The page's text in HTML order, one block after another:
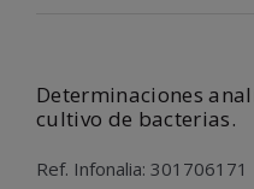
Determinaciones
cultivo de bacterias.
Ref. Infonalia: 301706171